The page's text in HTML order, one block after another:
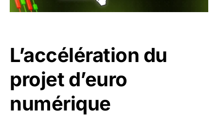
L’accélération du
projet d’euro
numérique